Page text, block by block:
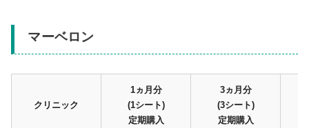
マーベロン
クリニック
1ヵ月分
(1シート)
定期購入
3ヵ月分
(3シート)
定期購入